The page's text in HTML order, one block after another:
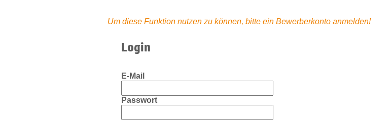
Um diese Funktion nutzen zu können, bitte ein Bewerberkonto anmelden!
Login
E-Mail
Passwort